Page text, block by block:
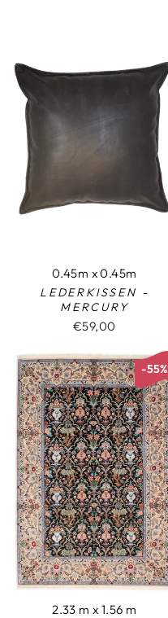
0.45m x 0.45m
LEDERKISSEN -
MERCURY
€59,00
-55%
2.33 m x 1.56 m